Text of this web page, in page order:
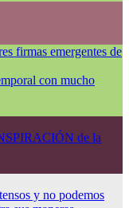
firmas emergentes de
con mucho
de la
y no podemos